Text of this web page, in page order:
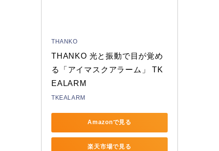
THANKO
THANKO 光と振動で目が覚め
る「アイマスクアラーム」 TK
EALARM
TKEALARM
Amazonで見る
楽天市場で見る